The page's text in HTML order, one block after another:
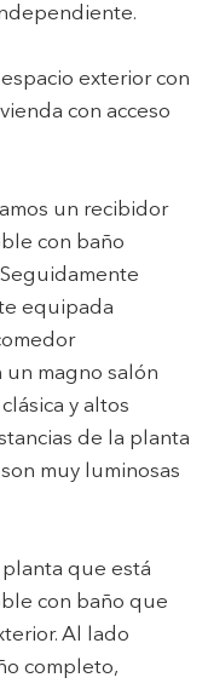
exterior con
con acceso
un recibidor
con baño
equipada
magno salón
y altos
de la planta
muy luminosas
planta que está
con baño que
Al lado
completo,
Siempre activas
recopilar
nuestros servicios.
de la
duro, aunque
podrá ocasionar
web.